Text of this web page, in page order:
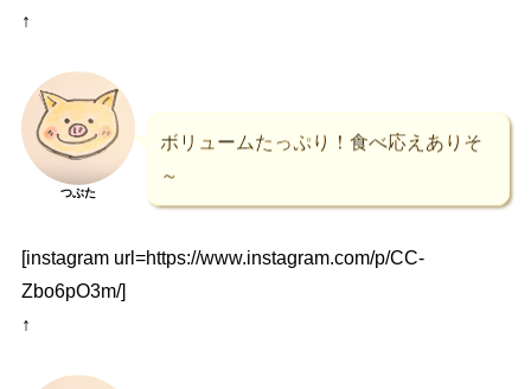
↑
つぶた
ボリュームたっぷり！食べ応えありそ
[instagram url=https://www.instagram.com/p/CC-
Zbo6pO3m/]
↑